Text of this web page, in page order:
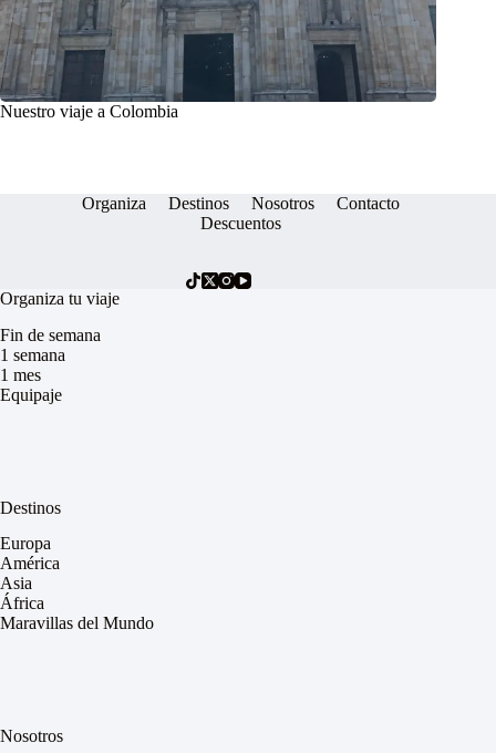
Nuestro viaje a Colombia
Organiza Destinos Nosotros
Contacto
Descuentos
Organiza tu viaje
Fin de semana
1 semana
1 mes
Equipaje
Destinos
Europa
América
Asia
África
Maravillas del Mundo
Nosotros